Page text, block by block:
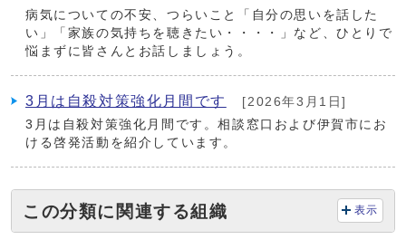
病気についての不安、つらいこと「自分の思いを話した
い」「家族の気持ちを聴きたい・・・・」など、ひとりで
悩まずに皆さんとお話しましょう。
3月は自殺対策強化月間です
[2026年3月1日]
3月は自殺対策強化月間です。相談窓口および伊賀市にお
ける啓発活動を紹介しています。
この分類に関連する組織 表示